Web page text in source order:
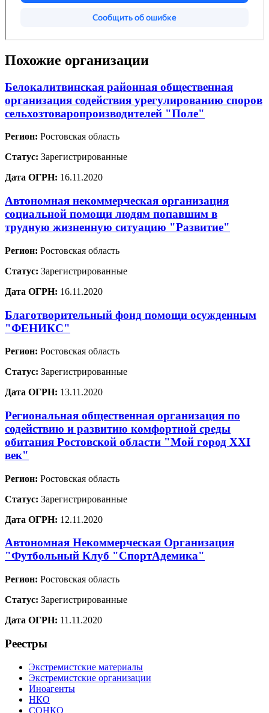
Похожие организации
Белокалитвинская районная общественная
организация содействия урегулированию споров
сельхозтоваропроизводителей "Поле"
Регион: Ростовская область
Статус: Зарегистрированные
Дата ОГРН: 16.11.2020
Автономная некоммерческая организация
социальной помощи людям попавшим в
трудную жизненную ситуацию "Развитие"
Регион: Ростовская область
Статус: Зарегистрированные
Дата ОГРН: 16.11.2020
Благотворительный фонд помощи осужденным
"ФЕНИКС"
Регион: Ростовская область
Статус: Зарегистрированные
Дата ОГРН: 13.11.2020
Региональная общественная организация по
содействию и развитию комфортной среды
обитания Ростовской области "Мой город XXI
век"
Регион: Ростовская область
Статус: Зарегистрированные
Дата ОГРН: 12.11.2020
Автономная Некоммерческая Организация
"Футбольный Клуб "СпортАдемика"
Регион: Ростовская область
Статус: Зарегистрированные
Дата ОГРН: 11.11.2020
Реестры
Экстремистские материалы
Экстремистские организации
Иноагенты
НКО
СОНКО